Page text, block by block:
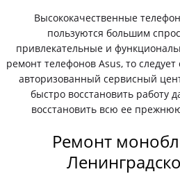
Высококачественные
пользуются большим
привлекательные и
ремонт телефонов Asus, то
авторизованный сервисный
быстро восстановить работу
восстановить всю ее
Ремонт